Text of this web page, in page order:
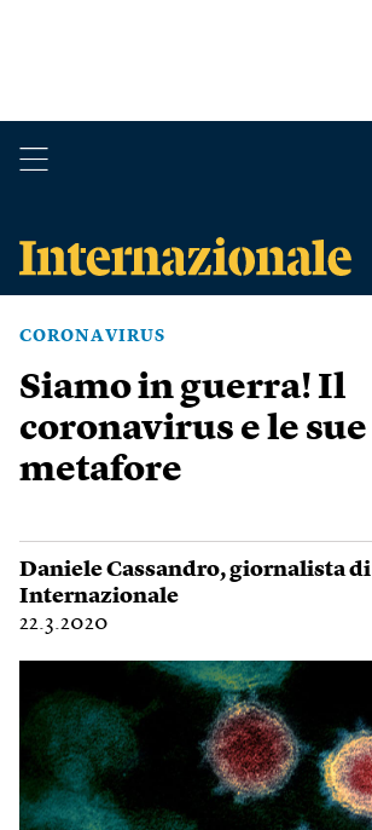
CORONAVIRUS
Siamo in guerra! Il
coronavirus e le sue
metafore
Daniele Cassandro, giornalista di
Internazionale
22.3.2020